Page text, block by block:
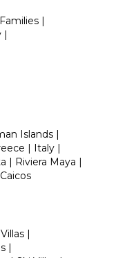
|
|
Islands |
| Italy |
| Riviera Maya |
|
|